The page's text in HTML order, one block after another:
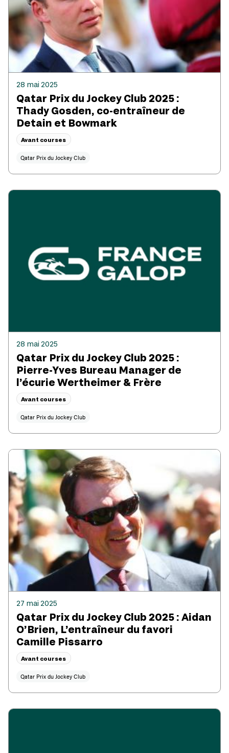
28 mai 2025
Qatar Prix du Jockey Club 2025 :
Thady Gosden, co-entraîneur de
Detain et Bowmark
Avant courses
Qatar Prix du Jockey Club
28 mai 2025
Qatar Prix du Jockey Club 2025 :
Pierre-Yves Bureau Manager de
l’écurie Wertheimer & Frère
Avant courses
Qatar Prix du Jockey Club
27 mai 2025
Qatar Prix du Jockey Club 2025 : Aidan
O’Brien, L’entraîneur du favori
Camille Pissarro
Avant courses
Qatar Prix du Jockey Club